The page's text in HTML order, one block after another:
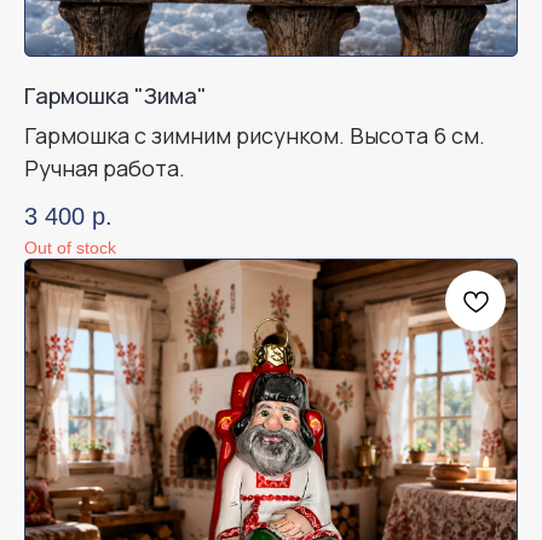
Гармошка "Зима"
Гармошка с зимним рисунком. Высота 6 см.
Ручная работа.
3 400 р.
Out of stock